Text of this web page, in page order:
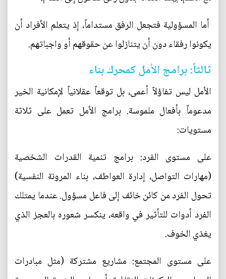
أما المسؤولية فتجعل الرفق مستداماً، إذ يتعلم الأفراد أن
يكونوا رفقاء دون أن يتنازلوا عن حقوقهم أو واجباتهم.
ثالثاً: برامج الأمل كمحرك بناء
الأمل ليس تفاؤلاً أعمى، بل توقعاً عقلانياً لإمكانية الخير
مدعوماً بأفعال ملموسة. برامج الأمل تعمل على ثلاثة
مستويات:
على مستوى الفرد: برامج تنمية القدرات الشخصية
(مهارات التواصل، إدارة العواطف، بناء المرونة النفسية)
تحول الفرد من كائن خائف إلى فاعل مسؤول. عندما يمتلك
الفرد أدوات للتأثير في واقعه، ينكسر شعوره بالعجز الذي
يغذي الخوف.
على مستوى المجتمع: مشاريع مشتركة (مثل مبادرات